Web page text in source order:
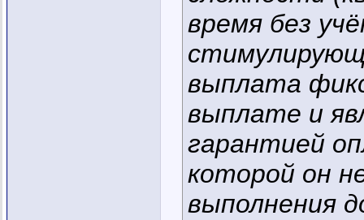
время без
выплата
выплате и
гарантией
которой он
выполнения